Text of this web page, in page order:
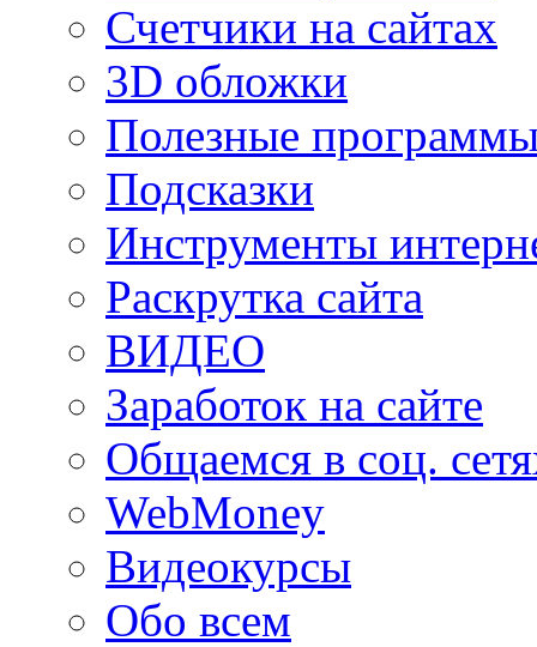
Счетчики на сайтах
3D обложки
Полезные
Подсказки
Инструменты
Раскрутка сайта
ВИДЕО
Заработок на сайте
Общаемся в соц.
WebMoney
Видеокурсы
Обо всем